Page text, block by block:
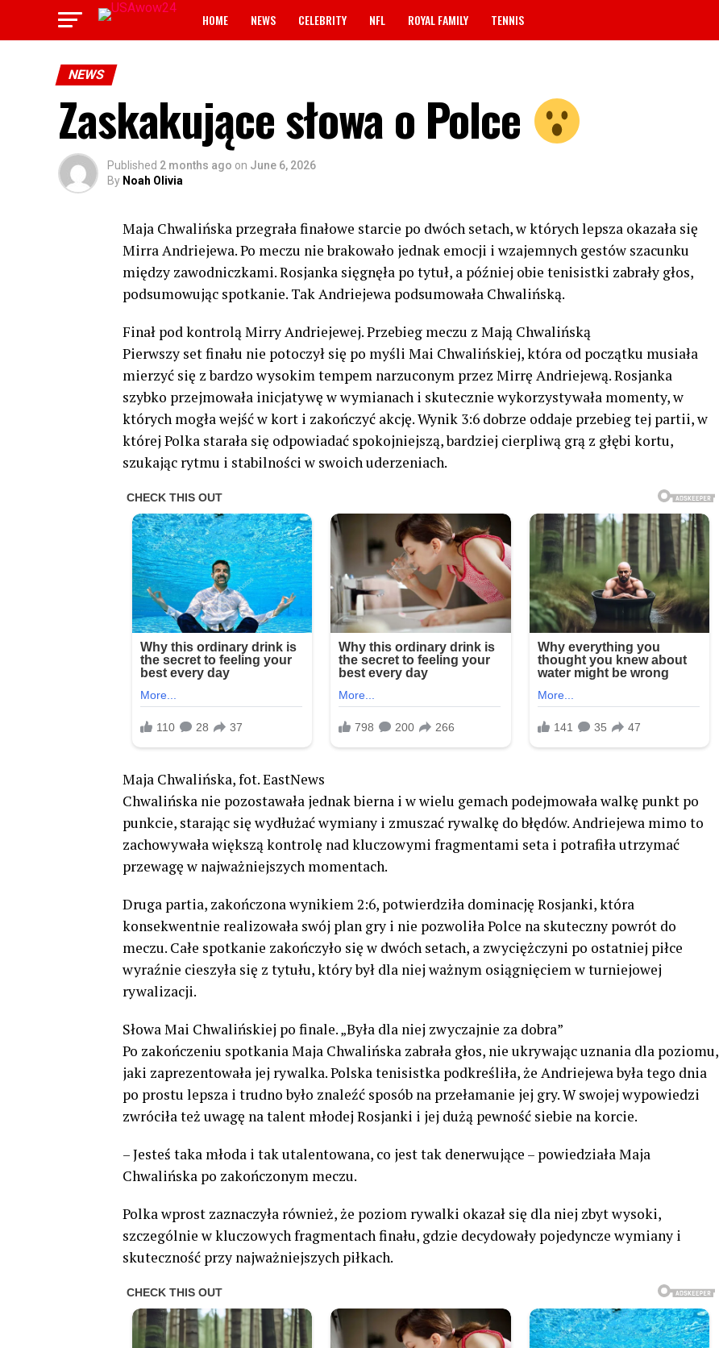
HOME NEWS CELEBRITY NFL ROYAL FAMILY TENNIS
NEWS
Zaskakujące słowa o Polce
Published 2 months ago on June 6, 2026
By Noah Olivia
Maja Chwalińska przegrała finałowe starcie po dwóch setach, w których lepsza okazała się
Mirra Andriejewa. Po meczu nie brakowało jednak emocji i wzajemnych gestów szacunku
między zawodniczkami. Rosjanka sięgnęła po tytuł, a później obie tenisistki zabrały głos,
podsumowując spotkanie. Tak Andriejewa podsumowała Chwalińską.
Finał pod kontrolą Mirry Andriejewej. Przebieg meczu z Mają Chwalińską
Pierwszy set finału nie potoczył się po myśli Mai Chwalińskiej, która od początku musiała
mierzyć się z bardzo wysokim tempem narzuconym przez Mirrę Andriejewą. Rosjanka
szybko przejmowała inicjatywę w wymianach i skutecznie wykorzystywała momenty, w
których mogła wejść w kort i zakończyć akcję. Wynik 3:6 dobrze oddaje przebieg tej partii, w
której Polka starała się odpowiadać spokojniejszą, bardziej cierpliwą grą z głębi kortu,
szukając rytmu i stabilności w swoich uderzeniach.
Maja Chwalińska, fot. EastNews
Chwalińska nie pozostawała jednak bierna i w wielu gemach podejmowała walkę punkt po
punkcie, starając się wydłużać wymiany i zmuszać rywalkę do błędów. Andriejewa mimo to
zachowywała większą kontrolę nad kluczowymi fragmentami seta i potrafiła utrzymać
przewagę w najważniejszych momentach.
Druga partia, zakończona wynikiem 2:6, potwierdziła dominację Rosjanki, która
konsekwentnie realizowała swój plan gry i nie pozwoliła Polce na skuteczny powrót do
meczu. Całe spotkanie zakończyło się w dwóch setach, a zwyciężczyni po ostatniej piłce
wyraźnie cieszyła się z tytułu, który był dla niej ważnym osiągnięciem w turniejowej
rywalizacji.
Słowa Mai Chwalińskiej po finale. „Była dla niej zwyczajnie za dobra”
Po zakończeniu spotkania Maja Chwalińska zabrała głos, nie ukrywając uznania dla poziomu,
jaki zaprezentowała jej rywalka. Polska tenisistka podkreśliła, że Andriejewa była tego dnia
po prostu lepsza i trudno było znaleźć sposób na przełamanie jej gry. W swojej wypowiedzi
zwróciła też uwagę na talent młodej Rosjanki i jej dużą pewność siebie na korcie.
– Jesteś taka młoda i tak utalentowana, co jest tak denerwujące – powiedziała Maja
Chwalińska po zakończonym meczu.
Polka wprost zaznaczyła również, że poziom rywalki okazał się dla niej zbyt wysoki,
szczególnie w kluczowych fragmentach finału, gdzie decydowały pojedyncze wymiany i
skuteczność przy najważniejszych piłkach.